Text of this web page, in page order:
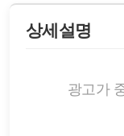
상세설명
광고가